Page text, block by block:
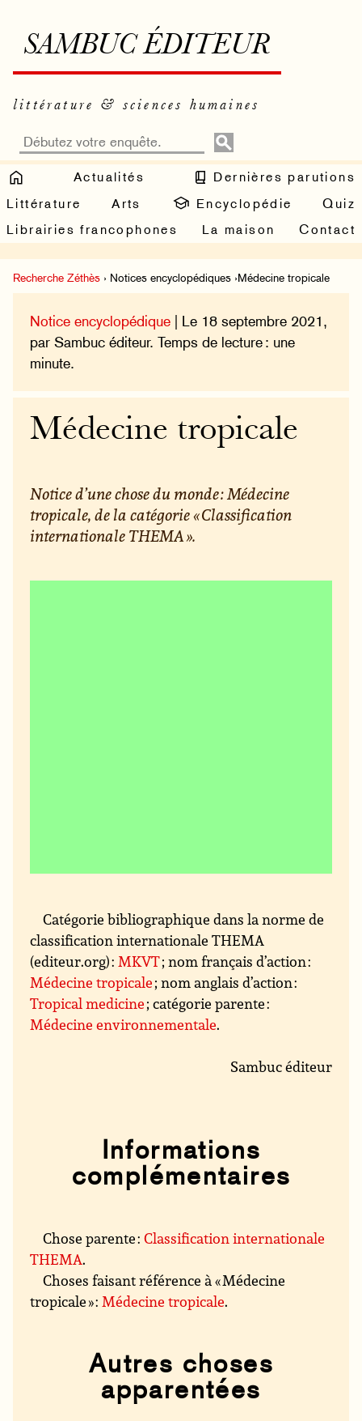
SAMBUC ÉDITEUR
littérature & sciences humaines
Actualités
Dernières parutions
Littérature
Arts Encyclopédie
Quiz
Librairies francophones
La maison Contact
Recherche Zéthès › Notices encyclopédiques ›Médecine tropicale
Notice encyclopédique | Le 18 septembre 2021,
par Sambuc éditeur. Temps de lecture : une
minute.
Médecine tropicale
Notice d’une chose du monde : Médecine
tropicale, de la catégorie « Classification
internationale THEMA ».
Catégorie bibliographique dans la norme de
classification internationale THEMA
(editeur.org) :MKVT; nom français d’action :
Médecine tropicale; nom anglais d’action :
Tropical medicine; catégorie parente :
Médecine environnementale.
Sambuc éditeur
Informations
complémentaires
Chose parente :Classification internationale
THEMA.
Choses faisant référence à « Médecine
tropicale » :Médecine tropicale.
Autres choses
apparentées